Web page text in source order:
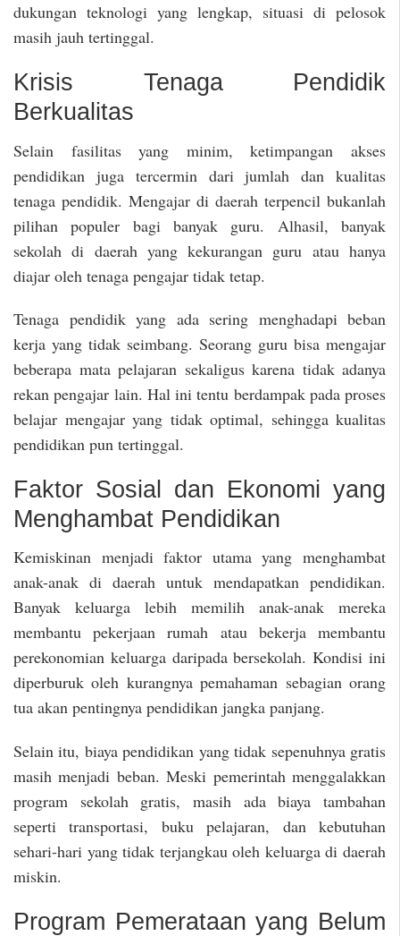
dukungan teknologi yang lengkap, situasi di pelosok
masih jauh tertinggal.
Krisis Tenaga Pendidik
Berkualitas
Selain fasilitas yang minim, ketimpangan akses
pendidikan juga tercermin dari jumlah dan kualitas
tenaga pendidik. Mengajar di daerah terpencil bukanlah
pilihan populer bagi banyak guru. Alhasil, banyak
sekolah di daerah yang kekurangan guru atau hanya
diajar oleh tenaga pengajar tidak tetap.
Tenaga pendidik yang ada sering menghadapi beban
kerja yang tidak seimbang. Seorang guru bisa mengajar
beberapa mata pelajaran sekaligus karena tidak adanya
rekan pengajar lain. Hal ini tentu berdampak pada proses
belajar mengajar yang tidak optimal, sehingga kualitas
pendidikan pun tertinggal.
Faktor Sosial dan Ekonomi yang
Menghambat Pendidikan
Kemiskinan menjadi faktor utama yang menghambat
anak-anak di daerah untuk mendapatkan pendidikan.
Banyak keluarga lebih memilih anak-anak mereka
membantu pekerjaan rumah atau bekerja membantu
perekonomian keluarga daripada bersekolah. Kondisi ini
diperburuk oleh kurangnya pemahaman sebagian orang
tua akan pentingnya pendidikan jangka panjang.
Selain itu, biaya pendidikan yang tidak sepenuhnya gratis
masih menjadi beban. Meski pemerintah menggalakkan
program sekolah gratis, masih ada biaya tambahan
seperti transportasi, buku pelajaran, dan kebutuhan
sehari-hari yang tidak terjangkau oleh keluarga di daerah
miskin.
Program Pemerataan yang Belum